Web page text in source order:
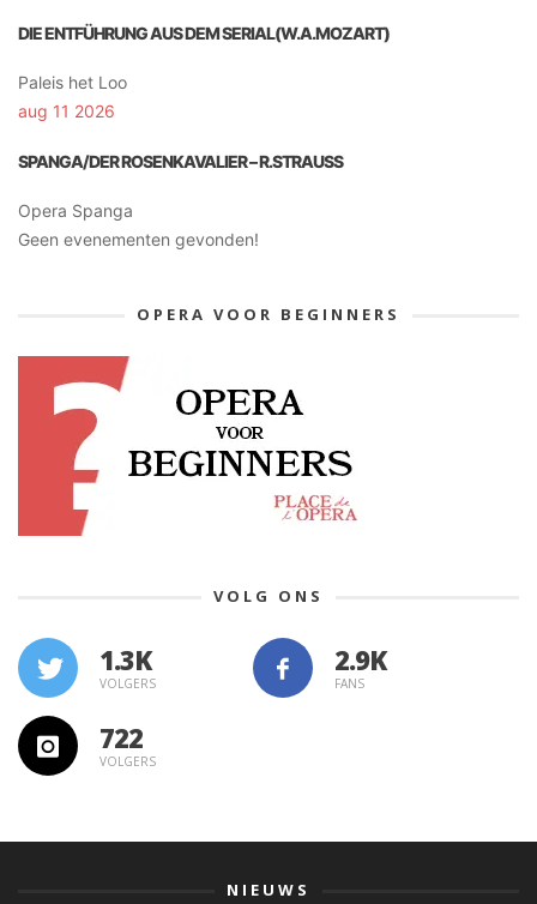
DIE ENTFÜHRUNG AUS DEM SERIAL(W.A.MOZART)
Paleis het Loo
aug 11 2026
SPANGA/DER ROSENKAVALIER – R.STRAUSS
Opera Spanga
Geen evenementen gevonden!
OPERA VOOR BEGINNERS
VOLG ONS
1.3K
VOLGERS FANS
722
VOLGERS
NIEUWS